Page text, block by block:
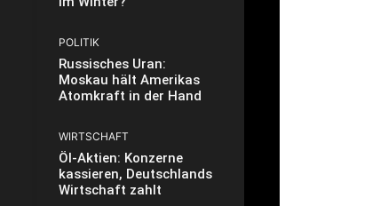
POLITIK
Russisches Uran:
Moskau hält Amerikas
Atomkraft in der Hand
WIRTSCHAFT
Öl-Aktien: Konzerne
kassieren, Deutschlands
Wirtschaft zahlt